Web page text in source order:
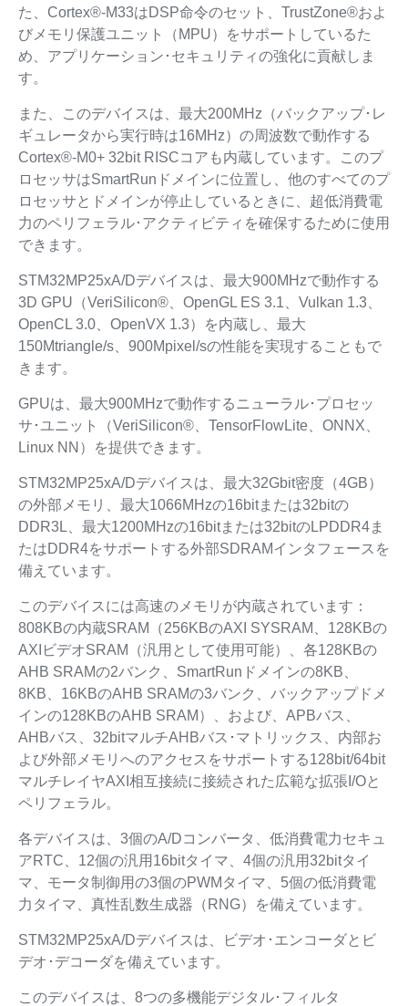
た、Cortex®-M33はDSP命令のセット、TrustZone®およ
びメモリ保護ユニット（MPU）をサポートしているた
め、アプリケーション･セキュリティの強化に貢献しま
す。
また、このデバイスは、最大200MHz（バックアップ･レ
ギュレータから実行時は16MHz）の周波数で動作する
Cortex®-M0+ 32bit RISCコアも内蔵しています。このプ
ロセッサはSmartRunドメインに位置し、他のすべてのプ
ロセッサとドメインが停止しているときに、超低消費電
力のペリフェラル･アクティビティを確保するために使用
できます。
STM32MP25xA/Dデバイスは、最大900MHzで動作する
3D GPU（VeriSilicon®、OpenGL ES 3.1、Vulkan 1.3、
OpenCL 3.0、OpenVX 1.3）を内蔵し、最大
150Mtriangle/s、900Mpixel/sの性能を実現することもで
きます。
GPUは、最大900MHzで動作するニューラル･プロセッ
サ･ユニット（VeriSilicon®、TensorFlowLite、ONNX、
Linux NN）を提供できます。
STM32MP25xA/Dデバイスは、最大32Gbit密度（4GB）
の外部メモリ、最大1066MHzの16bitまたは32bitの
DDR3L、最大1200MHzの16bitまたは32bitのLPDDR4ま
たはDDR4をサポートする外部SDRAMインタフェースを
備えています。
このデバイスには高速のメモリが内蔵されています：
808KBの内蔵SRAM（256KBのAXI SYSRAM、128KBの
AXIビデオSRAM（汎用として使用可能）、各128KBの
AHB SRAMの2バンク、SmartRunドメインの8KB、
8KB、16KBのAHB SRAMの3バンク、バックアップドメ
インの128KBのAHB SRAM）、および、APBバス、
AHBバス、32bitマルチAHBバス･マトリックス、内部お
よび外部メモリへのアクセスをサポートする128bit/64bit
マルチレイヤAXI相互接続に接続された広範な拡張I/Oと
ペリフェラル。
各デバイスは、3個のA/Dコンバータ、低消費電力セキュ
アRTC、12個の汎用16bitタイマ、4個の汎用32bitタイ
マ、モータ制御用の3個のPWMタイマ、5個の低消費電
力タイマ、真性乱数生成器（RNG）を備えています。
STM32MP25xA/Dデバイスは、ビデオ･エンコーダとビ
デオ･デコーダを備えています。
このデバイスは、8つの多機能デジタル･フィルタ